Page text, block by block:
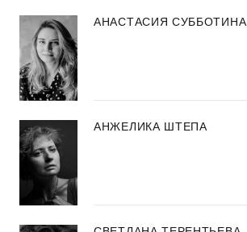
АНАСТАСИЯ СУББОТИНА
АНЖЕЛИКА ШТЕПА